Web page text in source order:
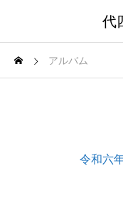
代
アルバム
令和六